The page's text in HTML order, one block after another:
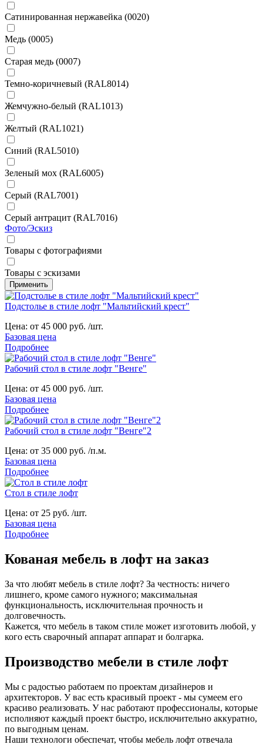
Сатинированная нержавейка (0020)
Медь (0005)
Старая медь (0007)
Темно-коричневый (RAL8014)
Жемчужно-белый (RAL1013)
Желтый (RAL1021)
Синий (RAL5010)
Зеленый мох (RAL6005)
Серый (RAL7001)
Серый антрацит (RAL7016)
Фото/Эскиз
Товары с фотографиями
Товары с эскизами
Подстолье в стиле лофт "Мальтийский крест"
Цена: от 45 000 руб. /шт.
Базовая цена
Подробнее
Рабочий стол в стиле лофт "Венге"
Цена: от 45 000 руб. /шт.
Базовая цена
Подробнее
Рабочий стол в стиле лофт "Венге"2
Цена: от 35 000 руб. /п.м.
Базовая цена
Подробнее
Стол в стиле лофт
Цена: от 25 руб. /шт.
Базовая цена
Подробнее
Кованая мебель в лофт на заказ
За что любят мебель в стиле лофт? За честность: ничего
лишнего, кроме самого нужного; максимальная
функциональность, исключительная прочность и
долговечность.
Кажется, что мебель в таком стиле может изготовить любой, у
кого есть сварочный аппарат аппарат и болгарка.
Производство мебели в стиле лофт
Мы с радостью работаем по проектам дизайнеров и
архитекторов. У вас есть красивый проект - мы сумеем его
красиво реализовать. У нас работают профессионалы, которые
исполняют каждый проект быстро, исключительно аккуратно,
по выгодным ценам.
Наши технологи обеспечат, чтобы мебель лофт отвечала